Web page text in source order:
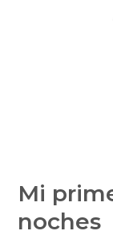
Mi
noches